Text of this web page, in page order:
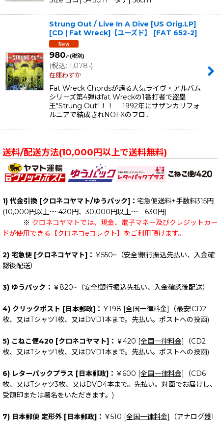
Strung Out / Live In A Dive [US Orig.LP]
[CD | Fat Wreck]【ユーズド】
[FAT 652-2]
980.-(税別)
(税込: 1,078.-)
在庫わずか
Fat Wreck Chordsが誇る人気ライヴ・アルバム
シリーズ第4弾はfat Wreckの1番打者で盗塁
王"Strung Out"！！ 1992年にサザンカリフォ
ルニアで結成されNOFXのフロ…
送料/配送方法(10,000円以上で送料無料)
1) 代金引換 [クロネコヤマト/ゆうパック]： 宅急便送料+手数料315円
(10,000円以上～ 420円、30,000円以上～ 630円)
※ クロネコヤマトでは、現金、電子マネー及びクレジットカー
ドが使用できる【クロネコeコレクト】をご利用頂けます。
2) 宅急便 [クロネコヤマト]： ￥550~（安全!銀行振込先払い、入金確
認後配送）
3) ゆうパック： ￥820~（安全!銀行振込先払い、入金確認後配送）
4) クリックポスト [日本郵政]： ￥198 [全国一律料金]
（最安!CD2
枚、又はTシャツ1枚、又はDVD1本まで。先払い。ポストへの投函)
5) こねこ便420 [クロネコヤマト]： ￥420 [全国一律料金]
（CD2
枚、又はTシャツ1枚、又はDVD1本まで。先払い。ポストへの投函)
6) レターパックプラス [日本郵政]： ￥600 [全国一律料金]
（CD6
枚、又はTシャツ3枚、又はDVD4本まで。先払い。対面でお届けし、
受領印または署名をいただきます。)
7) 日本郵便 定形外 [日本郵政]： ￥510 [全国一律料金]
（アナログ盤1